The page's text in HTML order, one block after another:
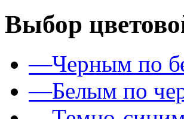
Выбор
—Черным по
—Белым по